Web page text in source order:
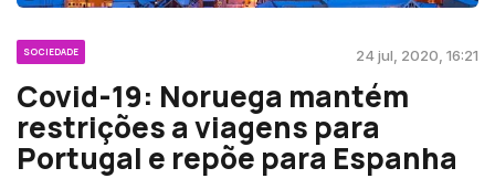
SOCIEDADE 24 jul, 2020, 16:21
Covid-19: Noruega mantém
restrições a viagens para
Portugal e repõe para Espanha